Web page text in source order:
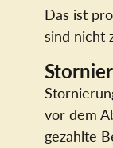
Das ist
sind nicht
vor dem
gezahlte